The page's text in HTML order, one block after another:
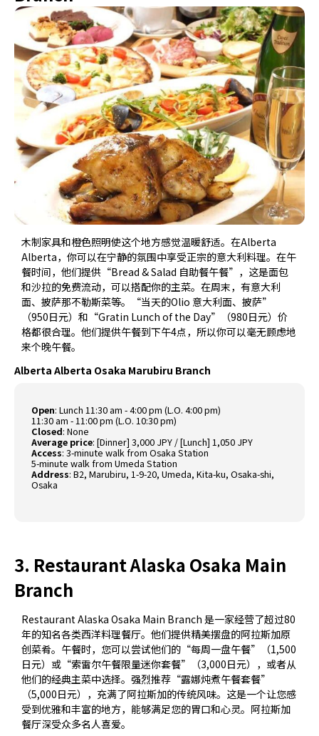
木制家具和橙色照明使这个地方感觉温暖舒适。在Alberta
Alberta，你可以在宁静的氛围中享受正宗的意大利料理。在午
餐时间，他们提供“Bread & Salad 自助餐午餐”，这是面包
和沙拉的免费流动，可以搭配你的主菜。在周末，有意大利
面、披萨那不勒斯菜等。“当天的Olio 意大利面、披萨”
（950日元）和“Gratin Lunch of the Day”（980日元）价
格都很合理。他们提供午餐到下午4点，所以你可以毫无顾虑地
来个晚午餐。
Alberta Alberta Osaka Marubiru Branch
Open: Lunch 11:30 am - 4:00 pm (L.O. 4:00 pm)
11:30 am - 11:00 pm (L.O. 10:30 pm)
Closed: None
Average price: [Dinner] 3,000 JPY / [Lunch] 1,050 JPY
Access: 3-minute walk from Osaka Station
5-minute walk from Umeda Station
Address: B2, Marubiru, 1-9-20, Umeda, Kita-ku, Osaka-shi,
Osaka
3. Restaurant Alaska Osaka Main
Branch
Restaurant Alaska Osaka Main Branch 是一家经营了超过80
年的知名各类西洋料理餐厅。他们提供精美摆盘的阿拉斯加原
创菜肴。午餐时，您可以尝试他们的“每周一盘午餐”（1,500
日元）或“索雷尔午餐限量迷你套餐”（3,000日元），或者从
他们的经典主菜中选择。强烈推荐“露娜炖煮午餐套餐”
（5,000日元），充满了阿拉斯加的传统风味。这是一个让您感
受到优雅和丰富的地方，能够满足您的胃口和心灵。阿拉斯加
餐厅深受众多名人喜爱。